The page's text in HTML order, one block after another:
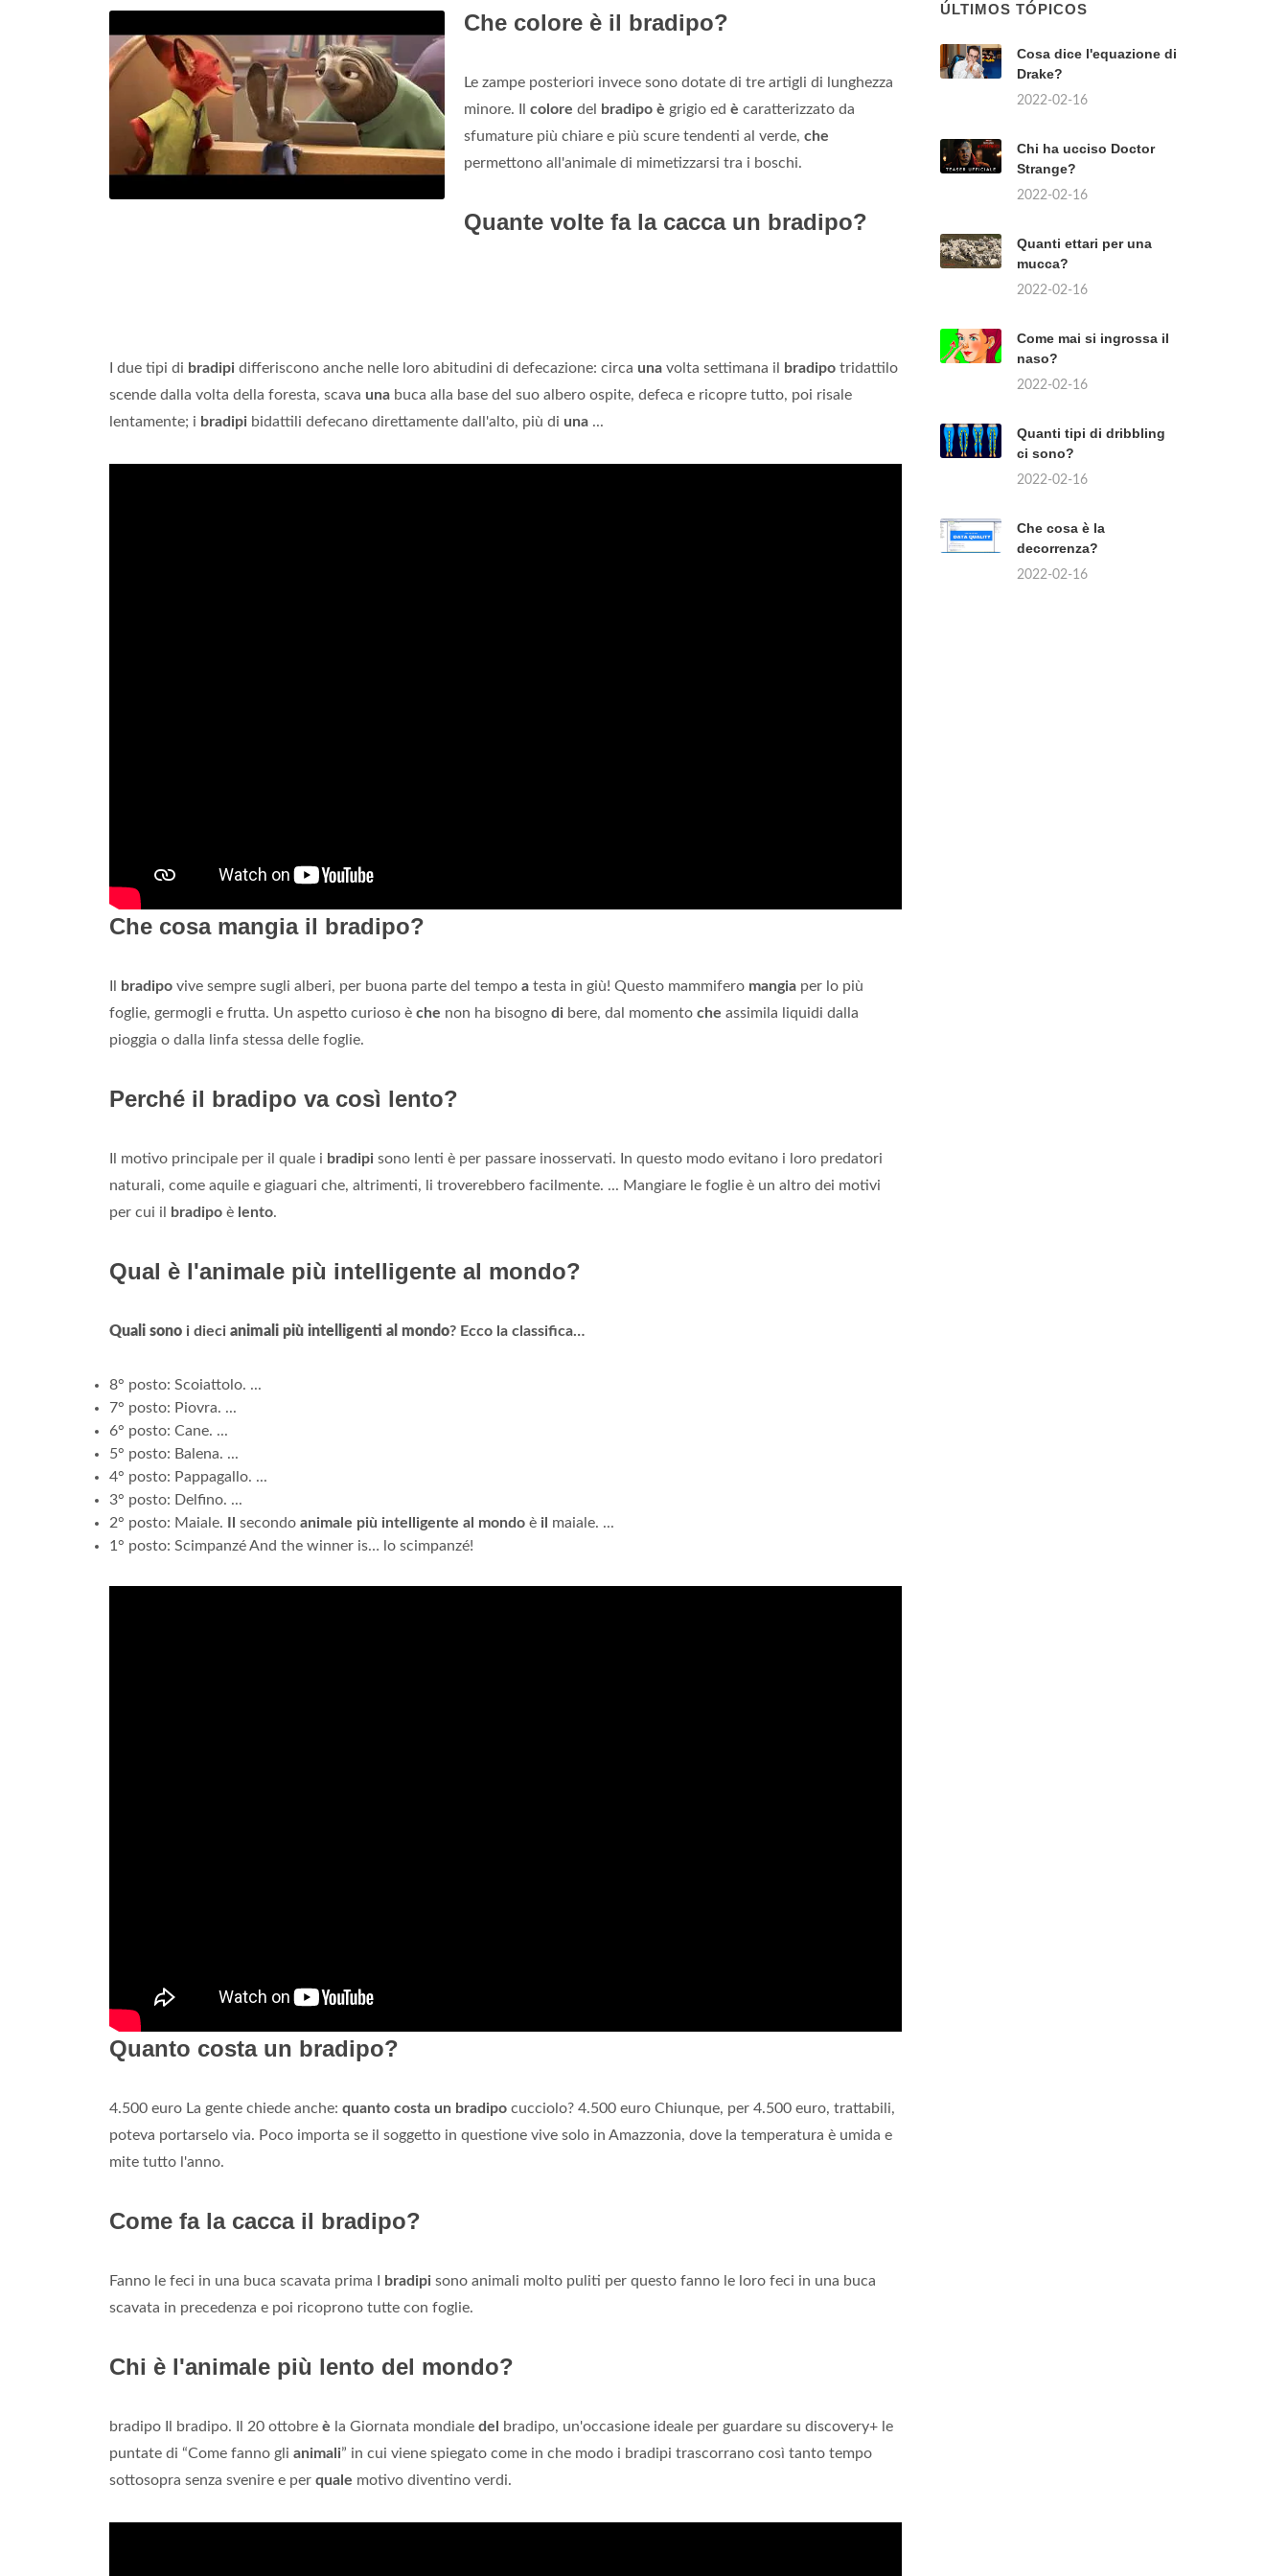
Che colore è il bradipo?
Le zampe posteriori invece sono dotate di tre artigli di lunghezza
minore. Il colore del bradipo è grigio ed è caratterizzato da
sfumature più chiare e più scure tendenti al verde, che
permettono all'animale di mimetizzarsi tra i boschi.
Quante volte fa la cacca un bradipo?
I due tipi di bradipi differiscono anche nelle loro abitudini di defecazione: circa una volta settimana il bradipo tridattilo
scende dalla volta della foresta, scava una buca alla base del suo albero ospite, defeca e ricopre tutto, poi risale
lentamente; i bradipi bidattili defecano direttamente dall'alto, più di una ...
Che cosa mangia il bradipo?
bradipo vive sempre sugli alberi, per buona parte del tempo a testa in giù! Questo mammifero mangia per lo più
foglie, germogli e frutta. Un aspetto curioso è che non ha bisogno di bere, dal momento che assimila liquidi dalla
pioggia o dalla linfa stessa delle foglie.
Perché il bradipo va così lento?
Il motivo principale per il quale i bradipi sono lenti è per passare inosservati. In questo modo evitano i loro predatori
naturali, come aquile e giaguari che, altrimenti, li troverebbero facilmente. ... Mangiare le foglie è un altro dei motivi
per cui il
bradipo è lento.
Qual è l'animale più intelligente al mondo?
Quali sono i dieci animali più intelligenti al mondo? Ecco la classifica…
8° posto: Scoiattolo. ...
7° posto: Piovra. ...
6° posto: Cane. ...
5° posto: Balena. ...
4° posto: Pappagallo. ...
3° posto: Delfino. ...
2° posto: Maiale.
secondo animale più intelligente al mondo è il maiale. ...
1° posto: Scimpanzé And the winner is… lo scimpanzé!
Quanto costa un bradipo?
4.500 euro La gente chiede anche: quanto costa un bradipo cucciolo? 4.500 euro Chiunque, per 4.500 euro, trattabili,
poteva portarselo via. Poco importa se il soggetto in questione vive solo in Amazzonia, dove la temperatura è umida e
mite tutto l'anno.
Come fa la cacca il bradipo?
Fanno le feci in una buca scavata prima I bradipi sono animali molto puliti per questo fanno le loro feci in una buca
scavata in precedenza e poi ricoprono tutte con foglie.
Chi è l'animale più lento del mondo?
bradipo Il bradipo. Il 20 ottobre è la Giornata mondiale del
bradipo, un'occasione ideale per guardare su discovery+ le
puntate di “Come fanno gli animali” in cui viene spiegato come in che modo i bradipi trascorrano così tanto tempo
sottosopra senza svenire e per quale motivo diventino verdi.
ÚLTIMOS TÓPICOS
Cosa dice l'equazione di
Drake?
2022-02-16
Chi ha ucciso Doctor
Strange?
2022-02-16
Quanti ettari per una
mucca?
2022-02-16
Come mai si ingrossa il
naso?
2022-02-16
Quanti tipi di dribbling
ci sono?
2022-02-16
Che cosa è la
decorrenza?
2022-02-16